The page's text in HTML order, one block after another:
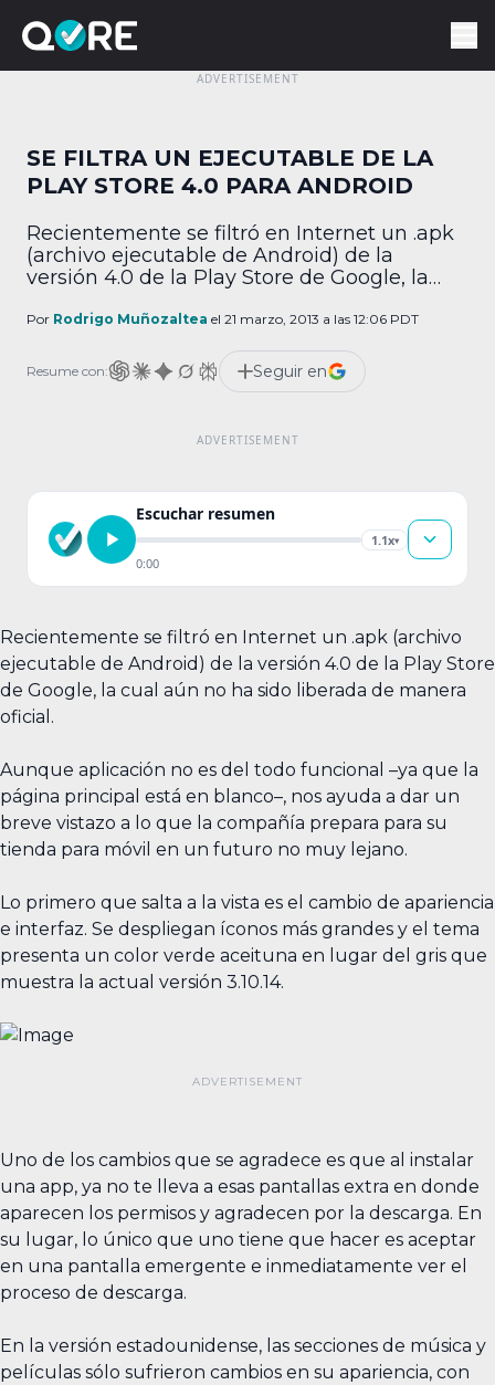
SE FILTRA UN EJECUTABLE DE LA
PLAY STORE 4.0 PARA ANDROID
Recientemente se filtró en Internet un .apk
(archivo ejecutable de Android) de la
versión 4.0 de la Play Store de Google, la
oficial. Aunque aplicación no es del todo
en blanco–, nos ayuda a dar un breve
vistazo a lo […]
Por Rodrigo Muñozaltea el 21 marzo, 2013 a las 12:06 PDT
Resume con: Seguir en
Escuchar resumen
1.1x▾
0:00
Recientemente se filtró en Internet un .apk (archivo
ejecutable de Android) de la versión 4.0 de la Play Store
de Google, la cual aún no ha sido liberada de manera
oficial.
Aunque aplicación no es del todo funcional –ya que la
página principal está en blanco–, nos ayuda a dar un
breve vistazo a lo que la compañía prepara para su
tienda para móvil en un futuro no muy lejano.
Lo primero que salta a la vista es el cambio de apariencia
e interfaz. Se despliegan íconos más grandes y el tema
presenta un color verde aceituna en lugar del gris que
muestra la actual versión 3.10.14.
Uno de los cambios que se agradece es que al instalar
una app, ya no te lleva a esas pantallas extra en donde
aparecen los permisos y agradecen por la descarga. En
su lugar, lo único que uno tiene que hacer es aceptar
en una pantalla emergente e inmediatamente ver el
proceso de descarga.
En la versión estadounidense, las secciones de música y
películas sólo sufrieron cambios en su apariencia, con